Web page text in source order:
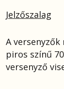
Jelzőszalag
A
piros színű
versenyző